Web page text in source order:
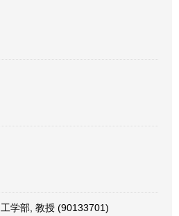
学部, 教授 (90133701)